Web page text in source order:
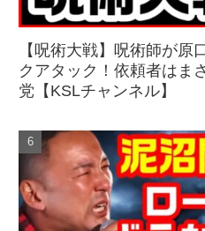
【呪術大戦】呪術師が原
クアタック！依頼者はま
党【KSLチャンネル】